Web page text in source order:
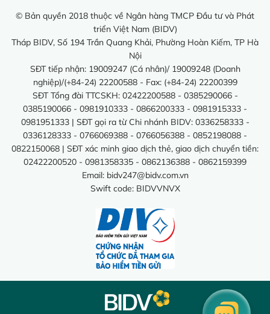
© Bản quyền 2018 thuộc về Ngân hàng TMCP Đầu tư và Phát
triển Việt Nam (BIDV)
Tháp BIDV, Số 194 Trần Quang Khải, Phường Hoàn Kiếm, TP Hà
Nội
SĐT tiếp nhận: 19009247 (Cá nhân)/ 19009248 (Doanh
nghiệp)/(+84-24) 22200588 - Fax: (+84-24) 22200399
SĐT Tổng đài TTCSKH: 02422200588 - 0385290066 -
0385190066 - 0981910333 - 0866200333 - 0981915333 -
0981951333 | SĐT gọi ra từ Chi nhánh BIDV: 0336258333 -
0336128333 - 0766069388 - 0766056388 - 0852198088 -
0822150068 | SĐT xác minh giao dịch thẻ, giao dịch chuyển tiền:
02422200520 - 0981358335 - 0862136388 - 0862159399
Email: bidv247@bidv.com.vn
Swift code: BIDVVNVX